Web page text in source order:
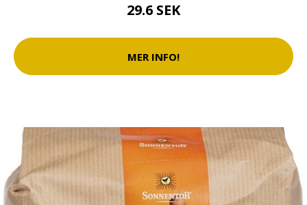
29.6 SEK
MER INFO!